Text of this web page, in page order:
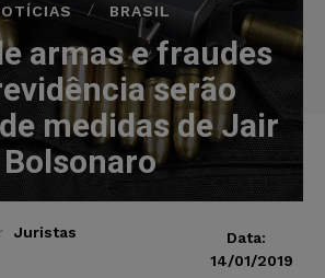
BRASIL
armas e fraudes
serão
medidas de Jair
Bolsonaro
Juristas
Data:
14/01/2019